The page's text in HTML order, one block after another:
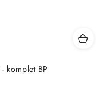
komplet BP